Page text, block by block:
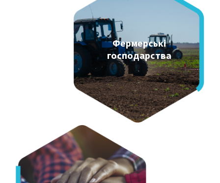
Фермерські
господарства